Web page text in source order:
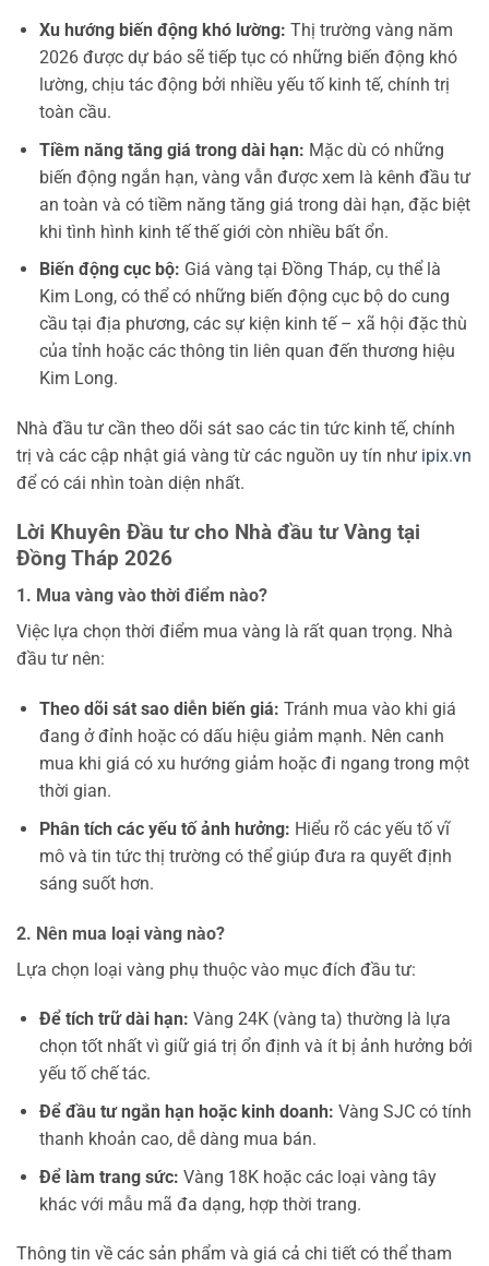
Xu hướng biến động khó lường: Thị trường vàng năm
2026 được dự báo sẽ tiếp tục có những biến động khó
lường, chịu tác động bởi nhiều yếu tố kinh tế, chính trị
toàn cầu.
Tiềm năng tăng giá trong dài hạn: Mặc dù có những
biến động ngắn hạn, vàng vẫn được xem là kênh đầu tư
an toàn và có tiềm năng tăng giá trong dài hạn, đặc biệt
khi tình hình kinh tế thế giới còn nhiều bất ổn.
Biến động cục bộ: Giá vàng tại Đồng Tháp, cụ thể là
Kim Long, có thể có những biến động cục bộ do cung
cầu tại địa phương, các sự kiện kinh tế – xã hội đặc thù
của tỉnh hoặc các thông tin liên quan đến thương hiệu
Kim Long.
Nhà đầu tư cần theo dõi sát sao các tin tức kinh tế, chính
trị và các cập nhật giá vàng từ các nguồn uy tín như ipix.vn
để có cái nhìn toàn diện nhất.
Lời Khuyên Đầu tư cho Nhà đầu tư Vàng tại
Đồng Tháp 2026
1. Mua vàng vào thời điểm nào?
Việc lựa chọn thời điểm mua vàng là rất quan trọng. Nhà
đầu tư nên:
Theo dõi sát sao diễn biến giá: Tránh mua vào khi giá
đang ở đỉnh hoặc có dấu hiệu giảm mạnh. Nên canh
mua khi giá có xu hướng giảm hoặc đi ngang trong một
thời gian.
Phân tích các yếu tố ảnh hưởng: Hiểu rõ các yếu tố vĩ
mô và tin tức thị trường có thể giúp đưa ra quyết định
sáng suốt hơn.
2. Nên mua loại vàng nào?
Lựa chọn loại vàng phụ thuộc vào mục đích đầu tư:
Để tích trữ dài hạn: Vàng 24K (vàng ta) thường là lựa
chọn tốt nhất vì giữ giá trị ổn định và ít bị ảnh hưởng bởi
yếu tố chế tác.
Để đầu tư ngắn hạn hoặc kinh doanh: Vàng SJC có tính
thanh khoản cao, dễ dàng mua bán.
Để làm trang sức: Vàng 18K hoặc các loại vàng tây
khác với mẫu mã đa dạng, hợp thời trang.
Thông tin về các sản phẩm và giá cả chi tiết có thể tham